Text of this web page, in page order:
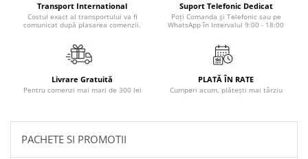
Senzatii/Thriller
Teens Book Club
Adezivi si benzi adezive
Transport International
Costul exact al transportului va fi
comunicat după plasarea comenzii.
Suport Telefonic Dedicat
Poți Comanda și Telefonic sau pe
WhatsApp în Intervalul 9:00 - 18:00
Livrare Gratuită
Pentru comenzi mai mari de 300 lei
PLATĂ ÎN RATE
Cumperi acum, plătești mai târziu
PACHETE SI PROMOTII